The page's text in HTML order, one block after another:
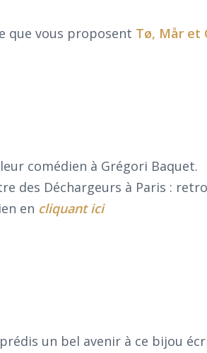
que vous proposent Tø, Mår et
comédien à Grégori Baquet.
des Déchargeurs à Paris :
en cliquant ici
un bel avenir à ce bijou